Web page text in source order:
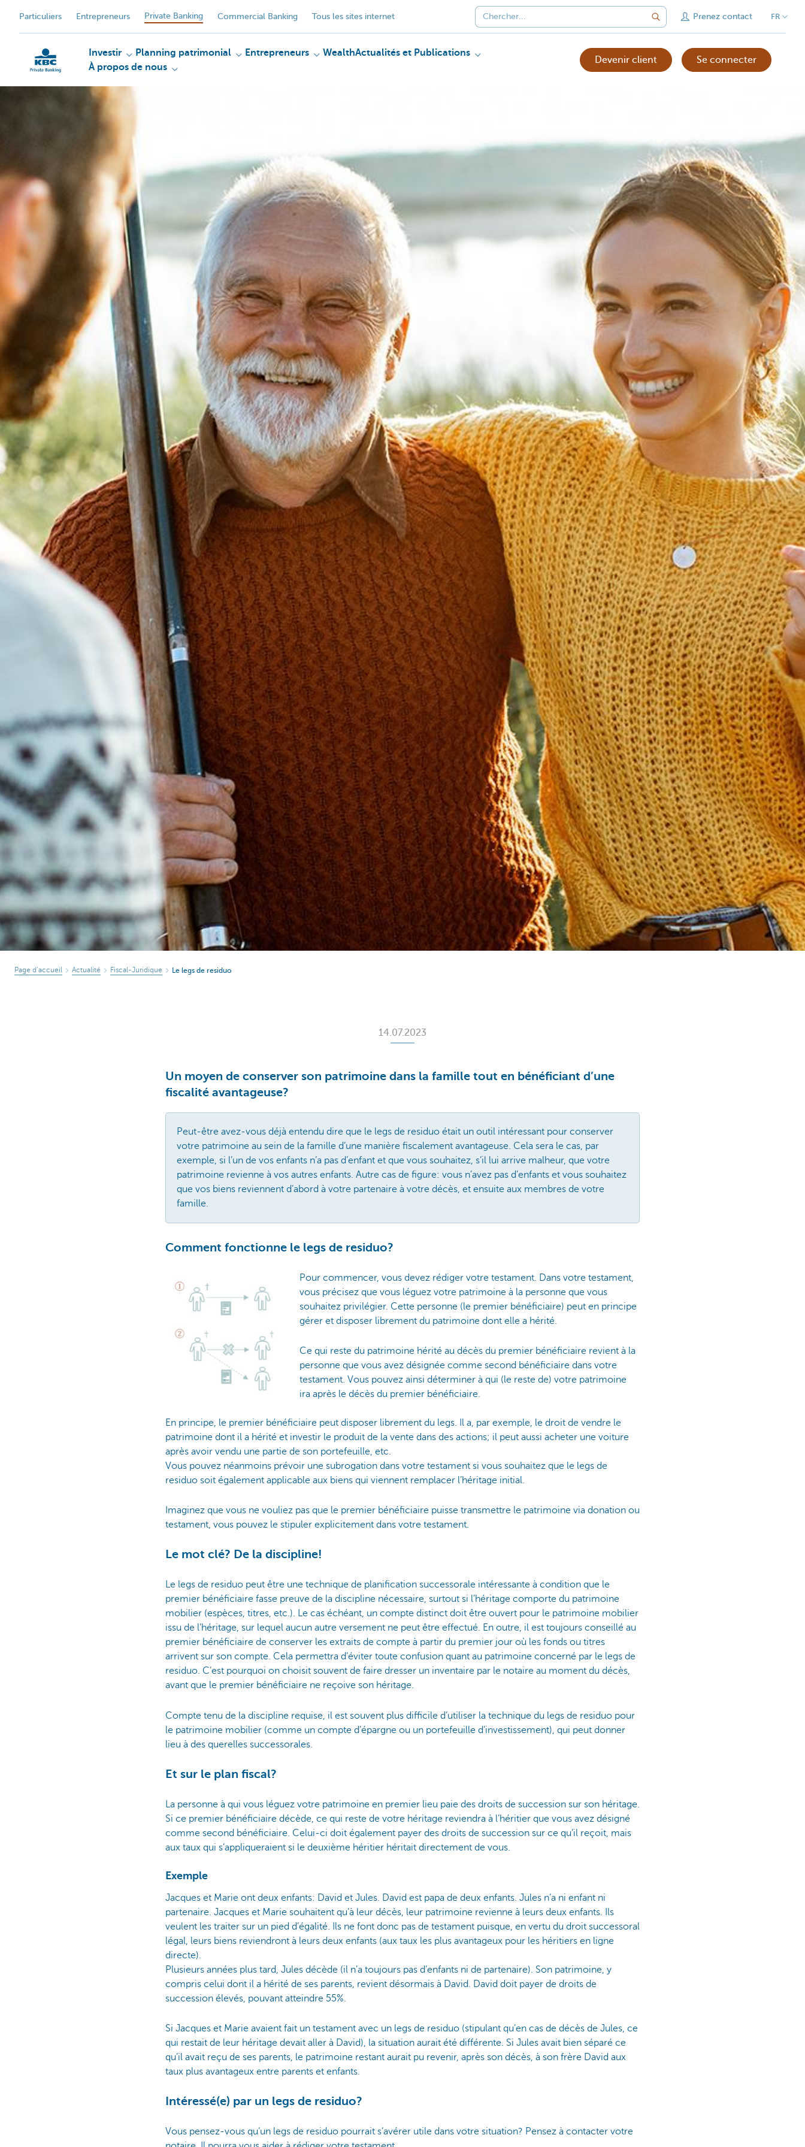
Particuliers Entrepreneurs Private Banking Commercial Banking Tous les sites internet Prenez contact FR
Investir Planning patrimonial Entrepreneurs WealthActualités et Publications
À propos de nous
Devenir client Se connecter
Page d’accueil Actualité Fiscal-Juridique Le legs de residuo
14.07.2023
Un moyen de conserver son patrimoine dans la famille tout en bénéficiant d’une
fiscalité avantageuse?
Peut-être avez-vous déjà entendu dire que le legs de residuo était un outil intéressant pour conserver
votre patrimoine au sein de la famille d’une manière fiscalement avantageuse. Cela sera le cas, par
exemple, si l’un de vos enfants n’a pas d’enfant et que vous souhaitez, s’il lui arrive malheur, que votre
patrimoine revienne à vos autres enfants. Autre cas de figure: vous n’avez pas d’enfants et vous souhaitez
que vos biens reviennent d’abord à votre partenaire à votre décès, et ensuite aux membres de votre
famille.
Comment fonctionne le legs de residuo?
Pour commencer, vous devez rédiger votre testament. Dans votre testament,
vous précisez que vous léguez votre patrimoine à la personne que vous
souhaitez privilégier. Cette personne (le premier bénéficiaire) peut en principe
gérer et disposer librement du patrimoine dont elle a hérité.
Ce qui reste du patrimoine hérité au décès du premier bénéficiaire revient à la
personne que vous avez désignée comme second bénéficiaire dans votre
testament. Vous pouvez ainsi déterminer à qui (le reste de) votre patrimoine
ira après le décès du premier bénéficiaire.
En principe, le premier bénéficiaire peut disposer librement du legs. Il a, par exemple, le droit de vendre le
patrimoine dont il a hérité et investir le produit de la vente dans des actions; il peut aussi acheter une voiture
après avoir vendu une partie de son portefeuille, etc.
Vous pouvez néanmoins prévoir une subrogation dans votre testament si vous souhaitez que le legs de
residuo soit également applicable aux biens qui viennent remplacer l’héritage initial.
Imaginez que vous ne vouliez pas que le premier bénéficiaire puisse transmettre le patrimoine via donation ou
testament, vous pouvez le stipuler explicitement dans votre testament.
Le mot clé? De la discipline!
Le legs de residuo peut être une technique de planification successorale intéressante à condition que le
premier bénéficiaire fasse preuve de la discipline nécessaire, surtout si l’héritage comporte du patrimoine
mobilier (espèces, titres, etc.). Le cas échéant, un compte distinct doit être ouvert pour le patrimoine mobilier
issu de l’héritage, sur lequel aucun autre versement ne peut être effectué. En outre, il est toujours conseillé au
premier bénéficiaire de conserver les extraits de compte à partir du premier jour où les fonds ou titres
arrivent sur son compte. Cela permettra d’éviter toute confusion quant au patrimoine concerné par le legs de
residuo. C’est pourquoi on choisit souvent de faire dresser un inventaire par le notaire au moment du décès,
avant que le premier bénéficiaire ne reçoive son héritage.
Compte tenu de la discipline requise, il est souvent plus difficile d’utiliser la technique du legs de residuo pour
le patrimoine mobilier (comme un compte d’épargne ou un portefeuille d’investissement), qui peut donner
lieu à des querelles successorales.
Et sur le plan fiscal?
La personne à qui vous léguez votre patrimoine en premier lieu paie des droits de succession sur son héritage.
Si ce premier bénéficiaire décède, ce qui reste de votre héritage reviendra à l’héritier que vous avez désigné
comme second bénéficiaire. Celui-ci doit également payer des droits de succession sur ce qu’il reçoit, mais
aux taux qui s’appliqueraient si le deuxième héritier héritait directement de vous.
Exemple
Jacques et Marie ont deux enfants: David et Jules. David est papa de deux enfants. Jules n’a ni enfant ni
partenaire. Jacques et Marie souhaitent qu’à leur décès, leur patrimoine revienne à leurs deux enfants. Ils
veulent les traiter sur un pied d’égalité. Ils ne font donc pas de testament puisque, en vertu du droit successoral
légal, leurs biens reviendront à leurs deux enfants (aux taux les plus avantageux pour les héritiers en ligne
directe).
Plusieurs années plus tard, Jules décède (il n’a toujours pas d’enfants ni de partenaire). Son patrimoine, y
compris celui dont il a hérité de ses parents, revient désormais à David. David doit payer de droits de
succession élevés, pouvant atteindre 55%.
Si Jacques et Marie avaient fait un testament avec un legs de residuo (stipulant qu’en cas de décès de Jules, ce
qui restait de leur héritage devait aller à David), la situation aurait été différente. Si Jules avait bien séparé ce
qu’il avait reçu de ses parents, le patrimoine restant aurait pu revenir, après son décès, à son frère David aux
taux plus avantageux entre parents et enfants.
Intéressé(e) par un legs de residuo?
Vous pensez-vous qu’un legs de residuo pourrait s’avérer utile dans votre situation? Pensez à contacter votre